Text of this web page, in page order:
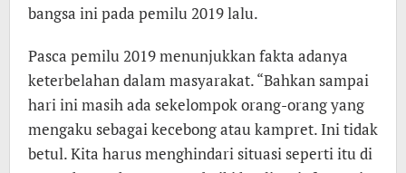
bangsa ini pada pemilu 2019 lalu.
Pasca pemilu 2019 menunjukkan fakta adanya
keterbelahan dalam masyarakat. “Bahkan sampai
hari ini masih ada sekelompok orang-orang yang
mengaku sebagai kecebong atau kampret. Ini tidak
betul. Kita harus menghindari situasi seperti itu di